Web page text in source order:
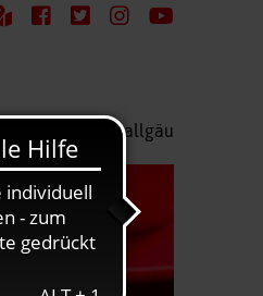
Kreisverband Ostallgäu